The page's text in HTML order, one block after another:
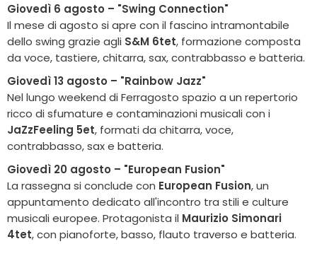
Giovedì 6 agosto – "Swing Connection"
Il mese di agosto si apre con il fascino intramontabile
dello swing grazie agli S&M 6tet, formazione composta
da voce, tastiere, chitarra, sax, contrabbasso e batteria.
Giovedì 13 agosto – "Rainbow Jazz"
Nel lungo weekend di Ferragosto spazio a un repertorio
ricco di sfumature e contaminazioni musicali con i
JaZzFeeling 5et, formati da chitarra, voce,
contrabbasso, sax e batteria.
Giovedì 20 agosto – "European Fusion"
La rassegna si conclude con European Fusion, un
appuntamento dedicato all'incontro tra stili e culture
musicali europee. Protagonista il Maurizio Simonari
4tet, con pianoforte, basso, flauto traverso e batteria.